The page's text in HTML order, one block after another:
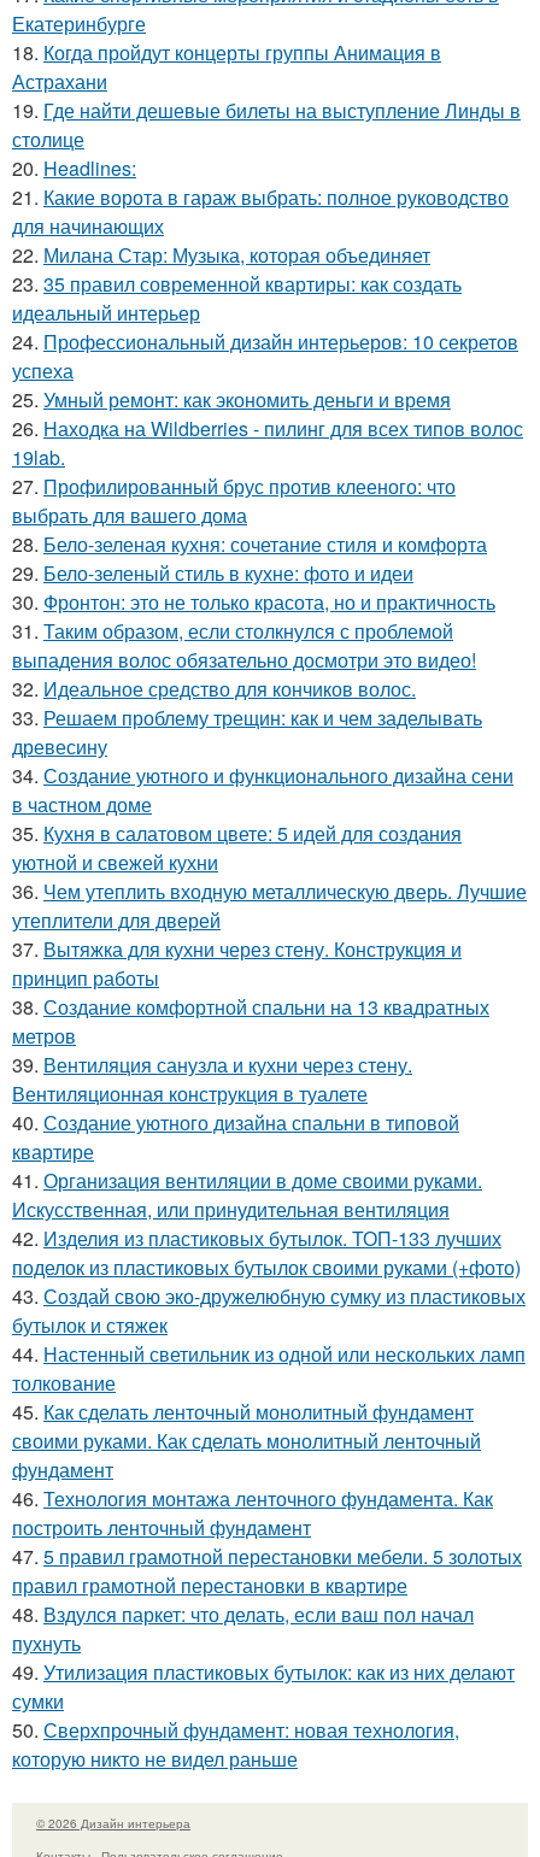
Екатеринбурге
18. Когда пройдут концерты группы Анимация в
Астрахани
19. Где найти дешевые билеты на выступление Линды в
столице
20. Headlines:
21. Какие ворота в гараж выбрать: полное руководство
для начинающих
22. Милана Стар: Музыка, которая объединяет
23. 35 правил современной квартиры: как создать
идеальный интерьер
24. Профессиональный дизайн интерьеров: 10 секретов
успеха
25. Умный ремонт: как экономить деньги и время
26. Находка на Wildberries - пилинг для всех типов волос
19lab.
27. Профилированный брус против клееного: что
выбрать для вашего дома
28. Бело-зеленая кухня: сочетание стиля и комфорта
29. Бело-зеленый стиль в кухне: фото и идеи
30. Фронтон: это не только красота, но и практичность
31. Таким образом, если столкнулся с проблемой
выпадения волос обязательно досмотри это видео!
32. Идеальное средство для кончиков волос.
33. Решаем проблему трещин: как и чем заделывать
древесину
34. Создание уютного и функционального дизайна сени
в частном доме
35. Кухня в салатовом цвете: 5 идей для создания
уютной и свежей кухни
36. Чем утеплить входную металлическую дверь. Лучшие
утеплители для дверей
37. Вытяжка для кухни через стену. Конструкция и
принцип работы
38. Создание комфортной спальни на 13 квадратных
метров
39. Вентиляция санузла и кухни через стену.
Вентиляционная конструкция в туалете
40. Создание уютного дизайна спальни в типовой
квартире
41. Организация вентиляции в доме своими руками.
Искусственная, или принудительная вентиляция
42. Изделия из пластиковых бутылок. ТОП-133 лучших
поделок из пластиковых бутылок своими руками (+фото)
43. Создай свою эко-дружелюбную сумку из пластиковых
бутылок и стяжек
44. Настенный светильник из одной или нескольких ламп
толкование
45. Как сделать ленточный монолитный фундамент
своими руками. Как сделать монолитный ленточный
фундамент
46. Технология монтажа ленточного фундамента. Как
построить ленточный фундамент
47. 5 правил грамотной перестановки мебели. 5 золотых
правил грамотной перестановки в квартире
48. Вздулся паркет: что делать, если ваш пол начал
пухнуть
49. Утилизация пластиковых бутылок: как из них делают
сумки
50. Сверхпрочный фундамент: новая технология,
которую никто не видел раньше
© 2026 Дизайн интерьера